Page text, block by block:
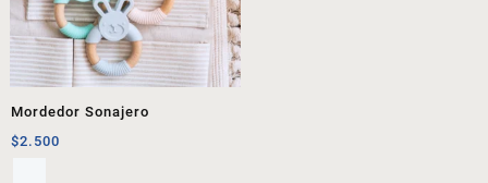
Mordedor Sonajero
$2.500